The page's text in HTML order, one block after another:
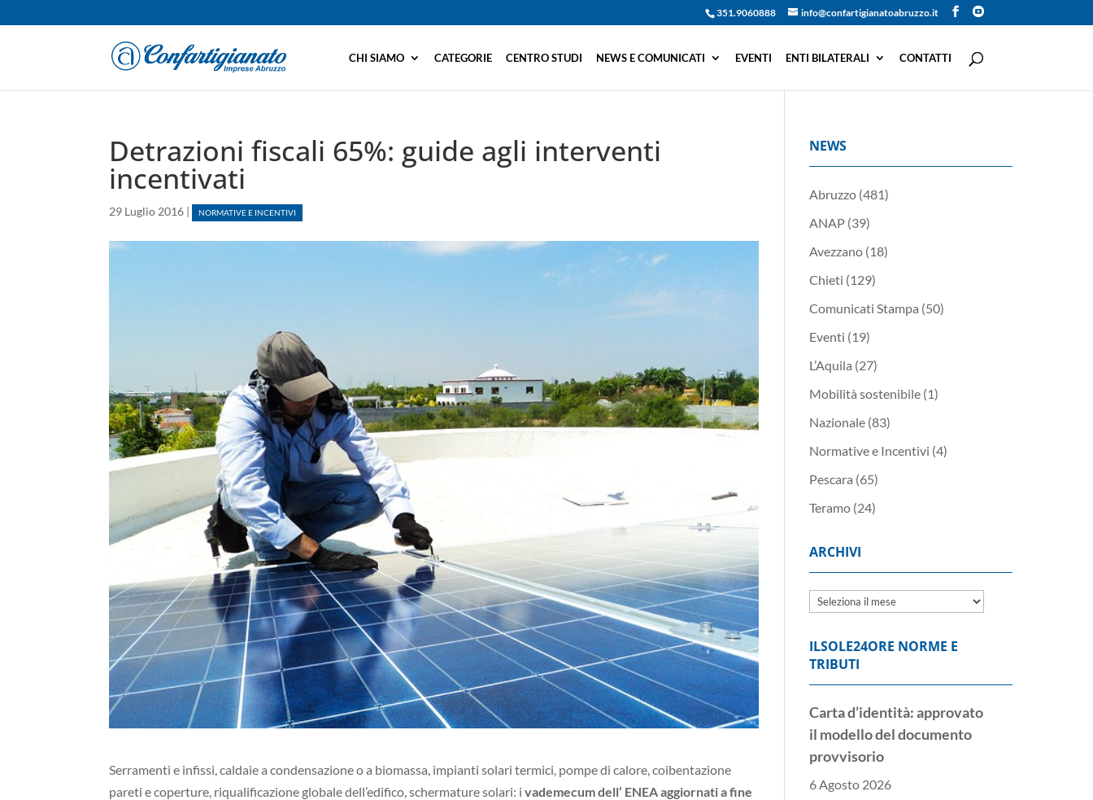
351.9060888 info@confartigianatoabruzzo.it
CHI SIAMO CATEGORIE CENTRO STUDI NEWS E COMUNICATI EVENTI ENTI BILATERALI CONTATTI
Detrazioni fiscali 65%: guide agli interventi
incentivati
29 Luglio 2016 | NORMATIVE E INCENTIVI
Serramenti e infissi, caldaie a condensazione o a biomassa, impianti solari termici, pompe di calore, coibentazione
pareti e coperture, riqualificazione globale dell’edifico, schermature solari: ivademecum dell’ ENEA aggiornati a fine
NEWS
Abruzzo(481)
ANAP(39)
Avezzano(18)
Chieti (129)
Comunicati Stampa (50)
Eventi (19)
L’Aquila (27)
Mobilità sostenibile(1)
Nazionale(83)
Normative e Incentivi (4)
Pescara (65)
Teramo(24)
ARCHIVI
Archivi
ILSOLE24ORE NORME E
TRIBUTI
Carta d’identità: approvato
il modello del documento
provvisorio
6 Agosto 2026